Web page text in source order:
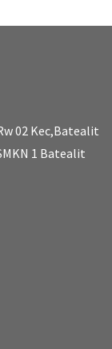
02 Kec,Batealit
1 Batealit